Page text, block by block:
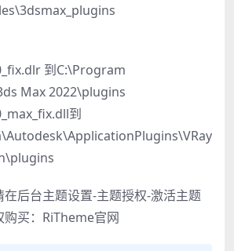
到C:\Program
Max 2022\plugins
到
在后台主题设置-主题授权-激活主题
买： RiTheme官网